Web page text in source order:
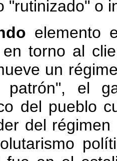
"rutinizado" o
elemento
torno al
un
patrón", el
del pueblo
del